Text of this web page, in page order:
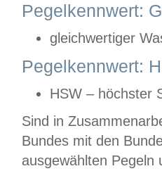
Pegelkennwert:
gleichwertiger
Pegelkennwert:
HSW – höchster
Sind in
Bundes mit den
ausgewählten